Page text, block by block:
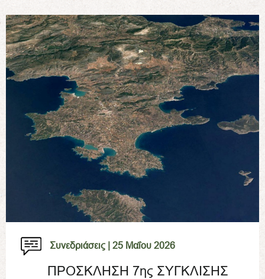
Συνεδριάσεις | 25 Μαΐου 2026
ΠΡΟΣΚΛΗΣΗ 7ης ΣΥΓΚΛΙΣΗΣ